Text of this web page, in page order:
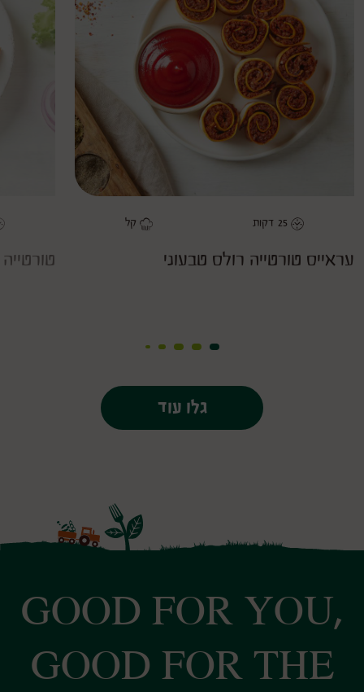
טורטייה
רולס
favorite
עראייס טורטייה רולס טבעוני
25 דקות
קל
גלו עוד
GOOD FOR YOU,
GOOD FOR THE